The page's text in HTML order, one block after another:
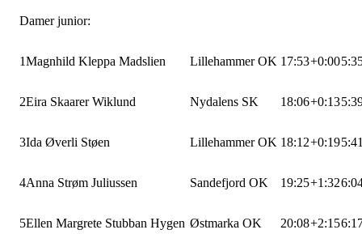
Damer junior:
1Magnhild Kleppa Madslien Lillehammer OK 17:53+0:00
2Eira Skaarer Wiklund Nydalens SK 18:06+0:13
3Ida Øverli Støen Lillehammer OK 18:12+0:19
4Anna Strøm Juliussen Sandefjord OK 19:25+1:32
5Ellen Margrete Stubban Hygen Østmarka OK 20:08+2:15